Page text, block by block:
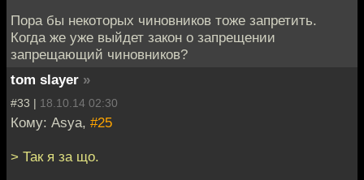
Пора бы некоторых чиновников тоже запретить.
Когда же уже выйдет закон о запрещении
запрещающий чиновников?
tom slayer »
#33 | 18.10.14 02:30
Кому: Asya, #25
> Так я за що.